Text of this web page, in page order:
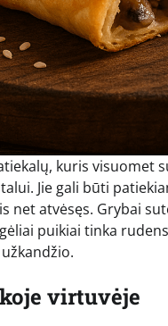
kuris
Jie gali būti
net atvėsęs. Grybai
puikiai tinka
virtuvėje